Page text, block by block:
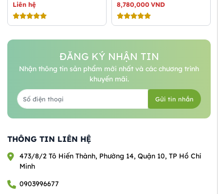
8,780,000 Liên hệ
ĐĂNG KÝ NHẬN TIN
Nhận thông tin sản phẩm mới nhất và các chương trình
khuyến mãi.
Gửi tin nhắn
THÔNG TIN LIÊN HỆ
473/8/2 Tô Hiến Thành, Phường 14, Quận 10, TP Hồ Chí
Minh
0903996677